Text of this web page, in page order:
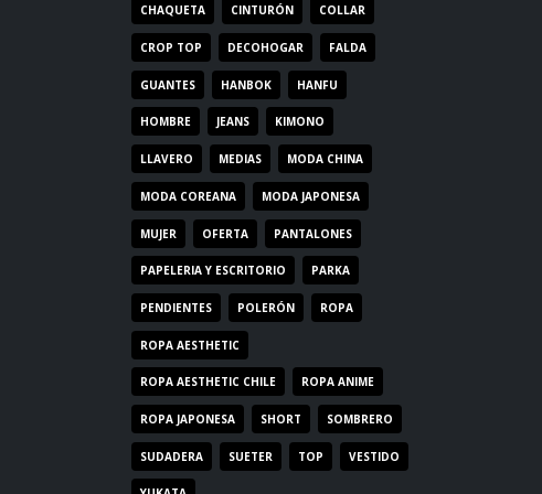
CHAQUETA CINTURÓN COLLAR
CROP TOP DECOHOGAR FALDA
GUANTES HANBOK HANFU
HOMBRE JEANS KIMONO
LLAVERO MEDIAS MODA CHINA
MODA COREANA MODA JAPONESA
MUJER OFERTA PANTALONES
PAPELERIA Y ESCRITORIO PARKA
PENDIENTES POLERÓN ROPA
ROPA AESTHETIC
ROPA AESTHETIC CHILE ROPA ANIME
ROPA JAPONESA SHORT SOMBRERO
SUDADERA SUETER TOP VESTIDO